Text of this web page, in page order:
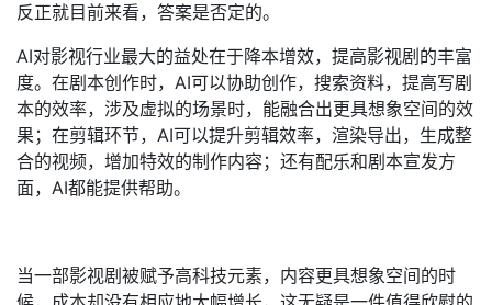
反正就目前来看，答案是否定的。
AI对影视行业最大的益处在于降本增效，提高影视剧的丰富
度。在剧本创作时，AI可以协助创作，搜索资料，提高写剧
本的效率，涉及虚拟的场景时，能融合出更具想象空间的效
果；在剪辑环节，AI可以提升剪辑效率，渲染导出，生成整
合的视频，增加特效的制作内容；还有配乐和剧本宣发方
面，AI都能提供帮助。
当一部影视剧被赋予高科技元素，内容更具想象空间的时